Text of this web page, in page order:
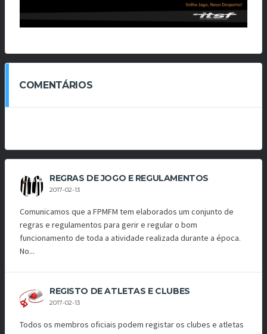
COMENTÁRIOS
REGRAS DE JOGO E REGULAMENTOS
2017-02-13
Comunicamos que a FPMFM tem elaborados um conjunto de
regras e regulamentos para gerir e regular o bom
funcionamento de toda a atividade realizada durante a época.
No...
REGISTO DE ATLETAS E CLUBES
2017-02-13
Todos os membros oficiais podem registar os clubes e atletas